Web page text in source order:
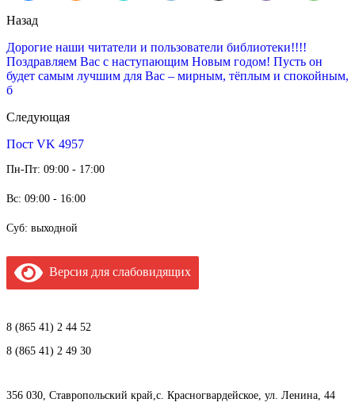
Назад
Дорогие наши читатели и пользователи библиотеки!!!!
Поздравляем Вас с наступающим Новым годом! Пусть он
будет самым лучшим для Вас – мирным, тёплым и спокойным,
б
Следующая
Пост VK 4957
Пн-Пт: 09:00 - 17:00
Вс: 09:00 - 16:00
Суб: выходной
Версия для слабовидящих
8 (865 41) 2 44 52
8 (865 41) 2 49 30
356 030, Ставропольский край,с. Красногвардейское, ул. Ленина, 44